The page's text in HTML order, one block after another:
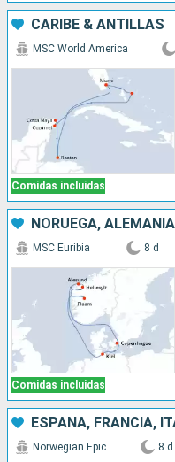
CARIBE & ANTILLAS
Comidas incluidas
MSC World America
NORUEGA,
Comidas incluidas
MSC Euribia 8 d
ESPAÑA, FRANCIA,
Norwegian Epic 8 d